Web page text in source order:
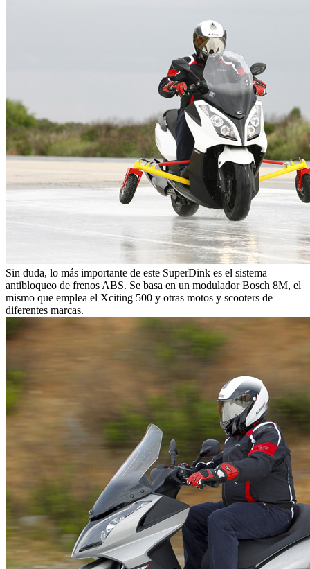
Sin duda, lo más importante de este SuperDink es el sistema
antibloqueo de frenos ABS. Se basa en un modulador Bosch 8M, el
mismo que emplea el Xciting 500 y otras motos y scooters de
diferentes marcas.